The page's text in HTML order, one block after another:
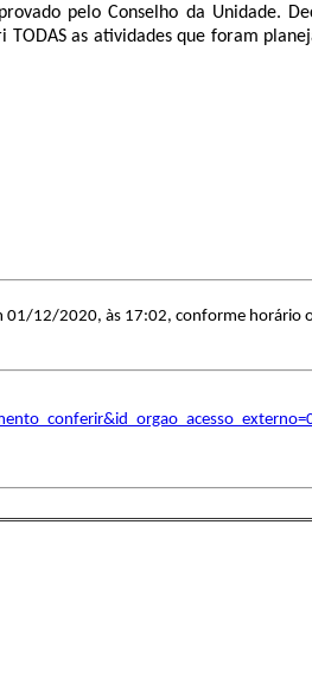
pelo Conselho da Unidade.
as atividades que foram
01/12/2020, às 17:02, conforme horário